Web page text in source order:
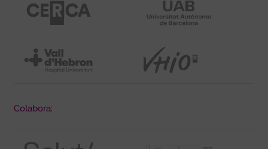
Colabora: